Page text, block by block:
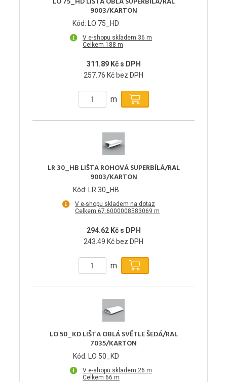
9003/KARTON
Kód: LO 75_HD
V e-shopu skladem 36 m
Celkem 188 m
311.89 Kč s DPH
257.76 Kč bez DPH
m
LR 30_HB LIŠTA ROHOVÁ SUPERBÍLÁ/RAL
9003/KARTON
Kód: LR 30_HB
V e-shopu skladem na dotaz
Celkem 67.6000008583069 m
294.62 Kč s DPH
243.49 Kč bez DPH
m
LO 50_KD LIŠTA OBLÁ SVĚTLE ŠEDÁ/RAL
7035/KARTON
Kód: LO 50_KD
V e-shopu skladem 26 m
Celkem 66 m